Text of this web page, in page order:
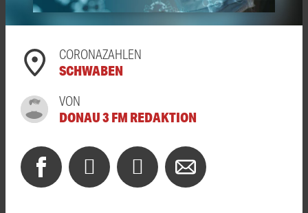
CORONAZAHLEN
SCHWABEN
VON
DONAU 3 FM REDAKTION